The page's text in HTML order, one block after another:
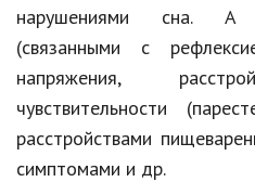
Семья и дети
Путешествия
Строительство
Культура и общество
нарушениями сна. А
(связанными с
напряжения,
чувствительности
расстройствами
симптомами и др.